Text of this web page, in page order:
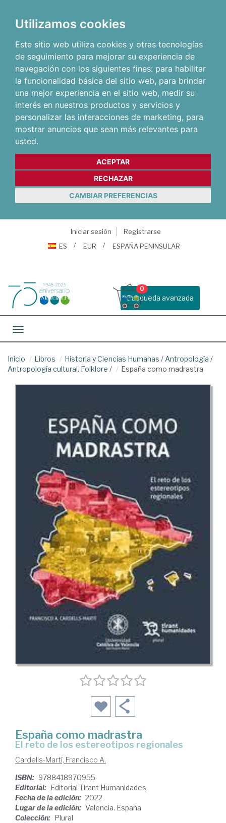
Utilizamos cookies
Este sitio web utiliza cookies y otras tecnologías
de seguimiento para mejorar su experiencia de
navegación con los siguientes fines: para habilitar
la funcionalidad básica del sitio web, para brindar
una mejor experiencia en el sitio web, medir su
interés en nuestros productos y servicios y
personalizar las interacciones de marketing, para
mostrar anuncios que sean más relevantes para
usted.
ACEPTAR
RECHAZAR
CAMBIAR PREFERENCIAS
Iniciar sesión
Registrarse
ES
EUR ESPAÑA PENINSULAR
Busqueda avanzada
0
Toggle navigation
Inicio Libros Historia y Ciencias Humanas / Antropología /
Antropología cultural. Folklore / España como madrastra
España como madrastra
el reto de los estereotipos regionales
Cardells-Martí, Francisco A.
ISBN: 9788418970955
Editorial: Editorial Tirant Humanidades
Fecha de la edición: 2022
Lugar de la edición: Valencia. España
Colección: Plural